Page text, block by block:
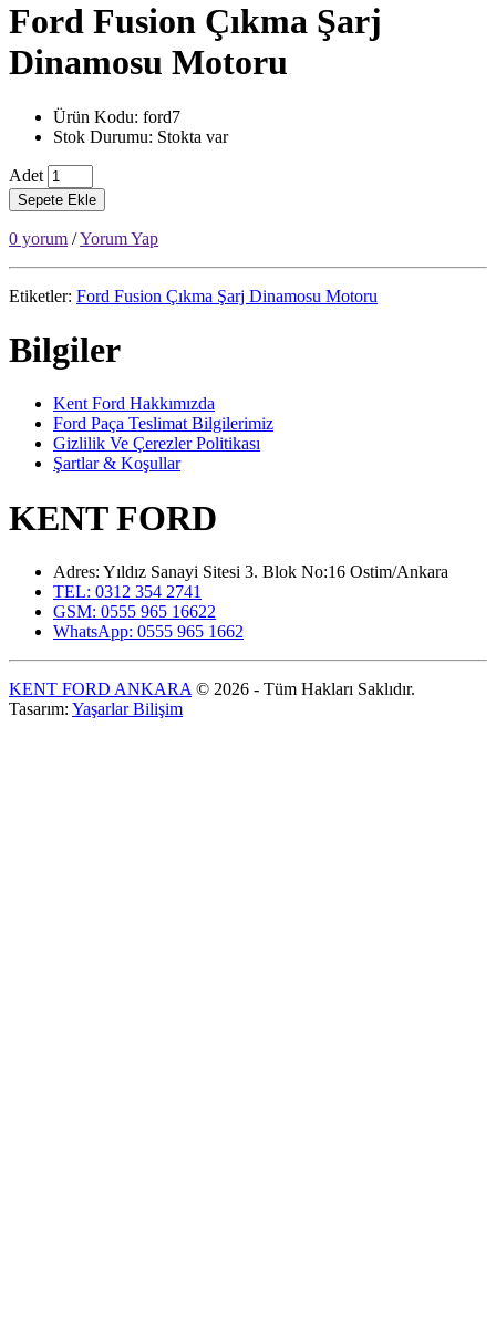
Ford Fusion Çıkma Şarj
Dinamosu Motoru
Ürün Kodu: ford7
Stok Durumu: Stokta var
Adet
Sepete Ekle
0 yorum /Yorum Yap
Etiketler: Ford Fusion Çıkma Şarj Dinamosu Motoru
Bilgiler
Kent Ford Hakkımızda
Ford Paça Teslimat Bilgilerimiz
Gizlilik Ve Çerezler Politikası
Şartlar & Koşullar
KENT FORD
Adres: Yıldız Sanayi Sitesi 3. Blok No:16 Ostim/Ankara
TEL: 0312 354 2741
GSM: 0555 965 16622
WhatsApp: 0555 965 1662
KENT FORD ANKARA © 2026 - Tüm Hakları Saklıdır.
Tasarım: Yaşarlar Bilişim